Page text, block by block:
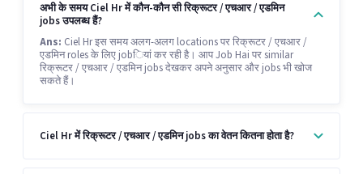
अभी के समय Ciel Hr में कौन-कौन सी रिक्रूटर / एचआर / एडमिन
jobs उपलब्ध हैं?
Ans: Ciel Hr इस समय अलग-अलग locations पर रिक्रूटर / एचआर /
एडमिन roles के लिए jobियां कर रही है। आप Job Hai पर similar
रिक्रूटर / एचआर / एडमिन jobs देखकर अपने अनुसार और jobs भी खोज
सकते हैं।
Ciel Hr में रिक्रूटर / एचआर / एडमिन jobs का वेतन कितना होता है?